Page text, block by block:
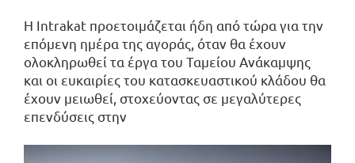
H Intrakat προετοιμάζεται ήδη από τώρα για την
επόμενη ημέρα της αγοράς, όταν θα έχουν
ολοκληρωθεί τα έργα του Ταμείου Ανάκαμψης
και οι ευκαιρίες του κατασκευαστικού κλάδου θα
έχουν μειωθεί, στοχεύοντας σε μεγαλύτερες
επενδύσεις στην